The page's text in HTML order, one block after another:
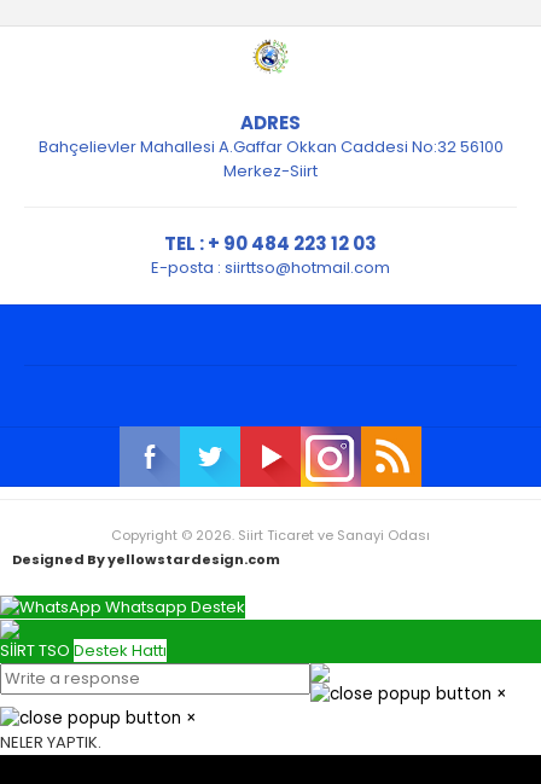
ADRES
Bahçelievler Mahallesi A.Gaffar Okkan Caddesi No:32 56100
Merkez-Siirt
TEL : + 90 484 223 12 03
E-posta : siirttso@hotmail.com
Copyright © 2026. Siirt Ticaret ve Sanayi Odası
Designed By yellowstardesign.com
Whatsapp Destek
SİİRT TSO Destek Hattı
×
×
NELER YAPTIK.